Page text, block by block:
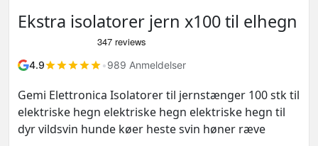
Ekstra isolatorer jern x100 til elhegn
4.9 •989 Anmeldelser
Gemi Elettronica Isolatorer til jernstænger 100 stk til
elektriske hegn elektriske hegn elektriske hegn til
dyr vildsvin hunde køer heste svin høner ræve